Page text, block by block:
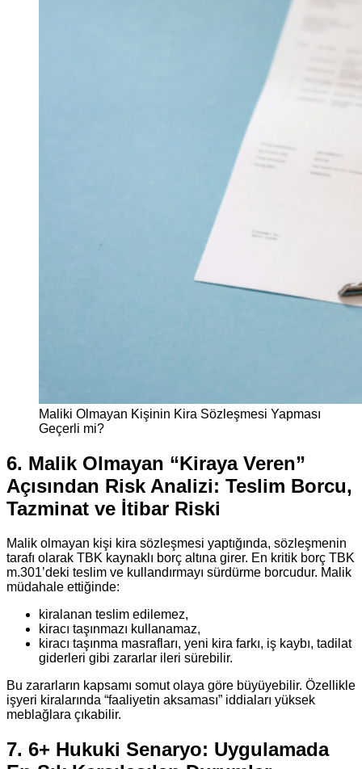
Maliki Olmayan Kişinin Kira Sözleşmesi Yapması
Geçerli mi?
6. Malik Olmayan “Kiraya Veren”
Açısından Risk Analizi: Teslim Borcu,
Tazminat ve İtibar Riski
Malik olmayan kişi kira sözleşmesi yaptığında, sözleşmenin
tarafı olarak TBK kaynaklı borç altına girer. En kritik borç TBK
m.301’deki teslim ve kullandırmayı sürdürme borcudur. Malik
müdahale ettiğinde:
kiralanan teslim edilemez,
kiracı taşınmazı kullanamaz,
kiracı taşınma masrafları, yeni kira farkı, iş kaybı, tadilat
giderleri gibi zararlar ileri sürebilir.
Bu zararların kapsamı somut olaya göre büyüyebilir. Özellikle
işyeri kiralarında “faaliyetin aksaması” iddiaları yüksek
meblağlara çıkabilir.
7. 6+ Hukuki Senaryo: Uygulamada